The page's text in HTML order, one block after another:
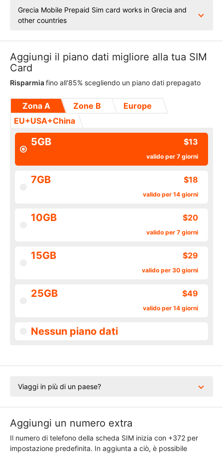
Grecia Mobile Prepaid Sim card works in Grecia and
other countries
Aggiungi il piano dati migliore alla tua SIM
Card
Risparmiafino all'85% scegliendo un piano dati prepagato
Zona A Zone B
Europe
EU+USA+China
$13
5GB
valido per 7 giorni
$18
7GB
valido per 14 giorni
$20
10GB
valido per 7 giorni
$29
15GB
valido per 30 giorni
$49
25GB
valido per 14 giorni
Nessun piano dati
Viaggi in più di un paese?
Aggiungi un numero extra
Il numero di telefono della scheda SIM inizia con +372 per
impostazione predefinita. In aggiunta a ciò, è possibile